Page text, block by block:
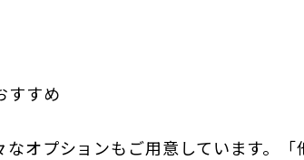
すすめ
オプションもご用意しています。「